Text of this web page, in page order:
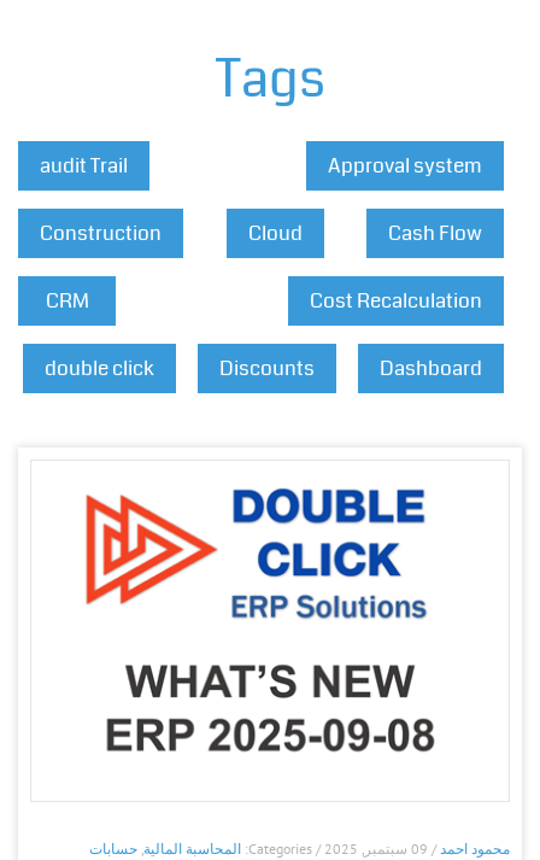
Tags
Approval system
audit Trail
Cash Flow
Cloud
Construction
Cost Recalculation
CRM
Dashboard
Discounts
double click
محمود احمد/ 09 سبتمبر, 2025 / Categories: المحاسبة المالية, حسابات